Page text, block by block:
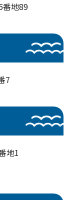
番地89
7
地1